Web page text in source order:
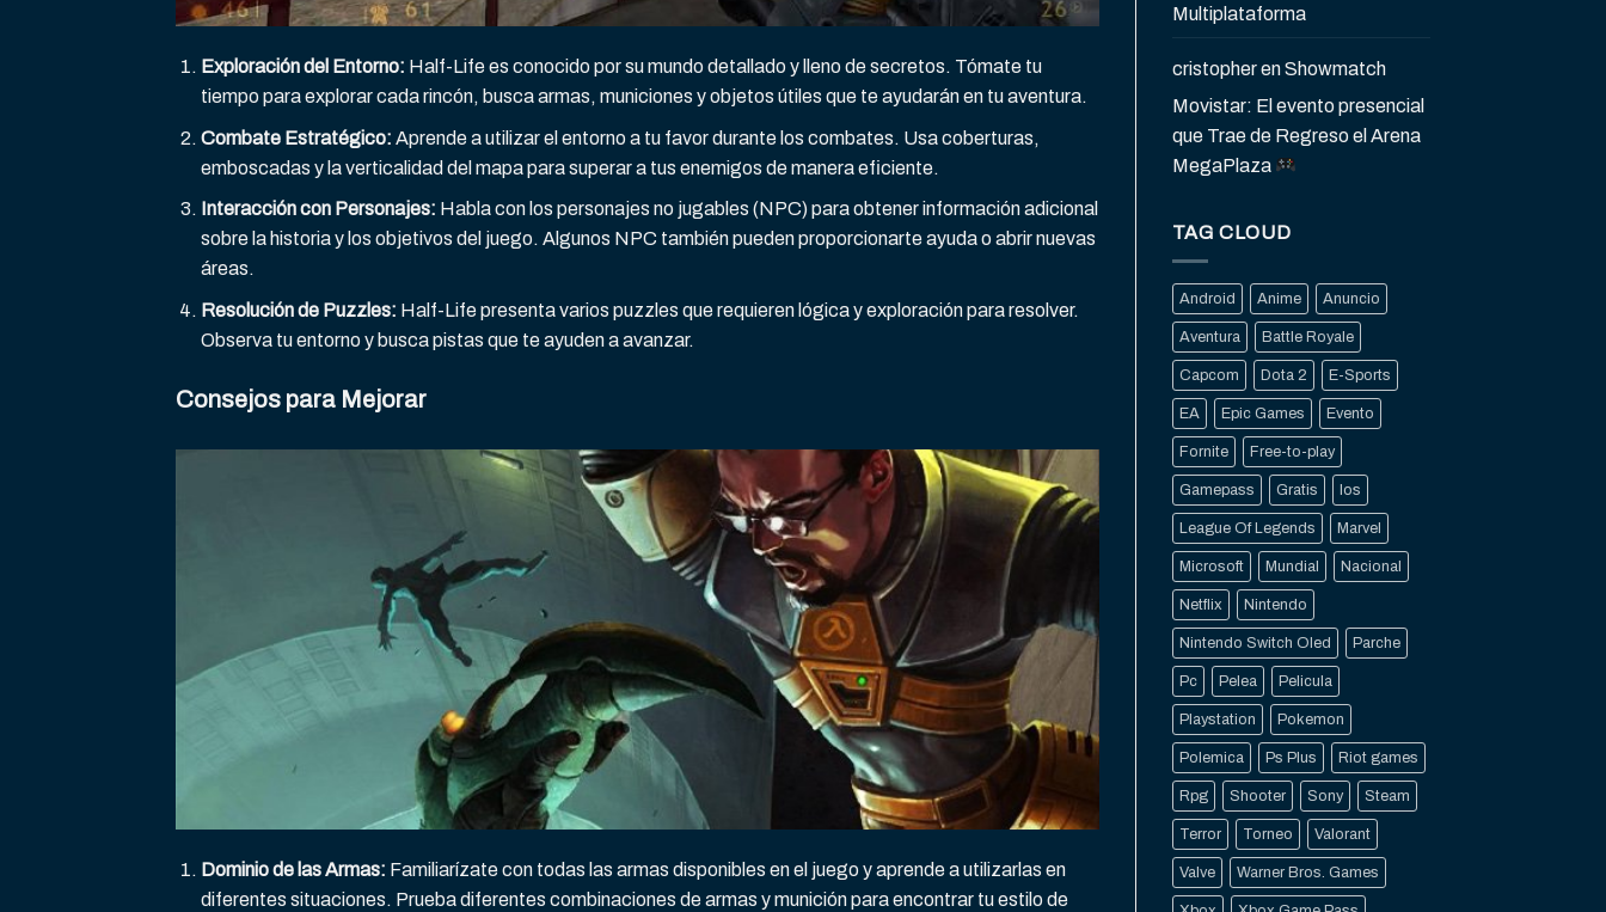
Exploración del Entorno: Half-Life es conocido por su mundo detallado y lleno de secretos. Tómate tu
tiempo para explorar cada rincón, busca armas, municiones y objetos útiles que te ayudarán en tu aventura.
Combate Estratégico: Aprende a utilizar el entorno a tu favor durante los combates. Usa coberturas,
emboscadas y la verticalidad del mapa para superar a tus enemigos de manera eficiente.
Interacción con Personajes: Habla con los personajes no jugables (NPC) para obtener información adicional
sobre la historia y los objetivos del juego. Algunos NPC también pueden proporcionarte ayuda o abrir nuevas
áreas.
Resolución de Puzzles: Half-Life presenta varios puzzles que requieren lógica y exploración para resolver.
Observa tu entorno y busca pistas que te ayuden a avanzar.
Consejos para Mejorar
Dominio de las Armas: Familiarízate con todas las armas disponibles en el juego y aprende a utilizarlas en
diferentes situaciones. Prueba diferentes combinaciones de armas y munición para encontrar tu estilo de
Multiplataforma
cristopherenShowmatch
Movistar: El evento presencial
que Trae de Regreso el Arena
MegaPlaza
TAG CLOUD
Android Anime Anuncio
Aventura Battle Royale
Capcom Dota 2 E-Sports
EA Epic Games Evento
Fornite Free-to-play
Gamepass Gratis Ios
League Of Legends Marvel
Microsoft Mundial Nacional
Netflix Nintendo
Nintendo Switch Oled Parche
Pc Pelea Pelicula
Playstation Pokemon
Polemica Ps Plus Riot games
Rpg Shooter Sony Steam
Terror Torneo Valorant
Valve Warner Bros. Games